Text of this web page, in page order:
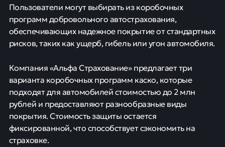
Пользователи могут выбирать из коробочных
программ добровольного автострахования,
обеспечивающих надежное покрытие от стандартных
рисков, таких как ущерб, гибель или угон автомобиля.
Компания «Альфа Страхование» предлагает три
варианта коробочных программ каско, которые
подходят для автомобилей стоимостью до 2 млн
рублей и предоставляют разнообразные виды
покрытия. Стоимость защиты остается
фиксированной, что способствует сэкономить на
страховке.